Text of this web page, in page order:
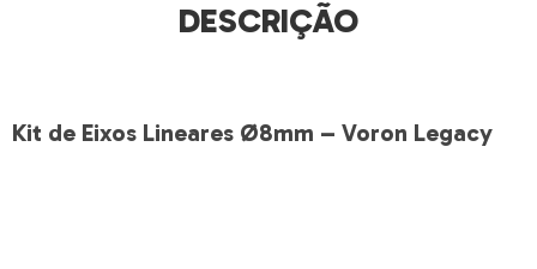
DESCRIÇÃO
Kit de Eixos Lineares Ø8mm – Voron Legacy